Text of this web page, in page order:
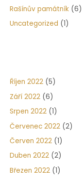
Rašínův památník (6)
Uncategorized (1)
Říjen 2022 (5)
Září 2022 (6)
Srpen 2022 (1)
Červenec 2022 (2)
Červen 2022 (1)
Duben 2022 (2)
Březen 2022 (1)